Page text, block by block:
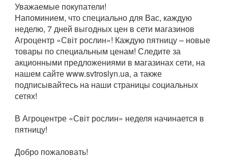
Уважаемые покупатели!
Напоминием, что специально для Вас, каждую
неделю, 7 дней выгодных цен в сети магазинов
Агроцентр «Світ рослин»! Каждую пятницу – новые
товары по специальным ценам! Следите за
акционными предложениями в магазинах сети, на
нашем сайте www.svtroslyn.ua, а также
подписывайтесь на наши страницы социальных
сетях!
В Агроцентре «Світ рослин» неделя начинается в
пятницу!
Добро пожаловать!